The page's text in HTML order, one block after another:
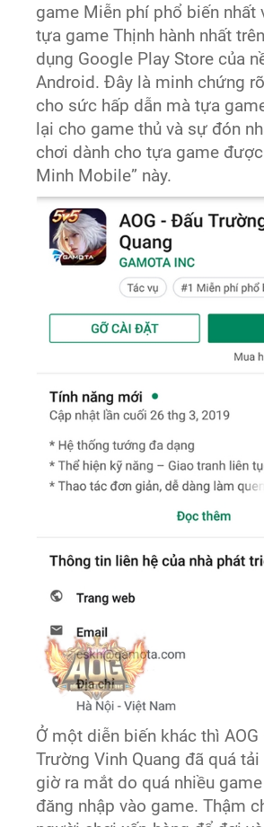
game Miễn phí phổ biến nhất
tựa game Thịnh hành nhất
dụng Google Play Store của
Android. Đây là minh chứng
cho sức hấp dẫn mà tựa
lại cho game thủ và sự đón
chơi dành cho tựa game
Minh Mobile” này.
Ở một diễn biến khác thì
Trường Vinh Quang đã quá
giờ ra mắt do quá nhiều
đăng nhập vào game. Thậm